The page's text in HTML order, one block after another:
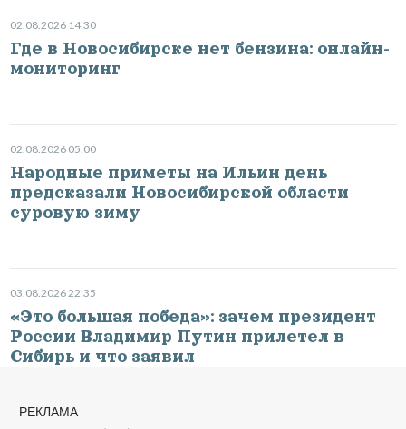
02.08.2026 14:30
Где в Новосибирске нет бензина: онлайн-
мониторинг
02.08.2026 05:00
Народные приметы на Ильин день
предсказали Новосибирской области
суровую зиму
03.08.2026 22:35
«Это большая победа»: зачем президент
России Владимир Путин прилетел в
Сибирь и что заявил
РЕКЛАМА